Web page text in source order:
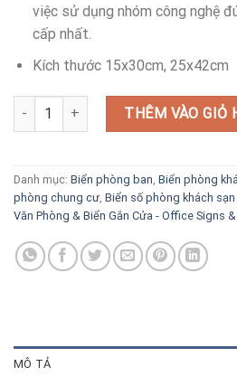
việc sử dụng nhóm công nghệ
cấp nhất.
Kích thước 15x30cm, 25x42cm
Biển số phòng biển phòng sang trọng
THÊM VÀO GIỎ
Danh mục: Biển phòng ban Biển phòng
phòng chung cư Biển số phòng khách sạn
Văn Phòng & Biển Gắn Cửa - Office Signs
MÔ TẢ